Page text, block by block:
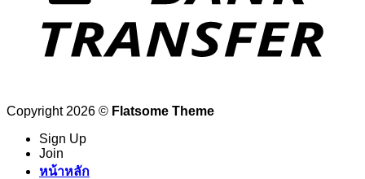
Copyright 2026 © Flatsome Theme
Sign Up
Join
หน้าหลัก